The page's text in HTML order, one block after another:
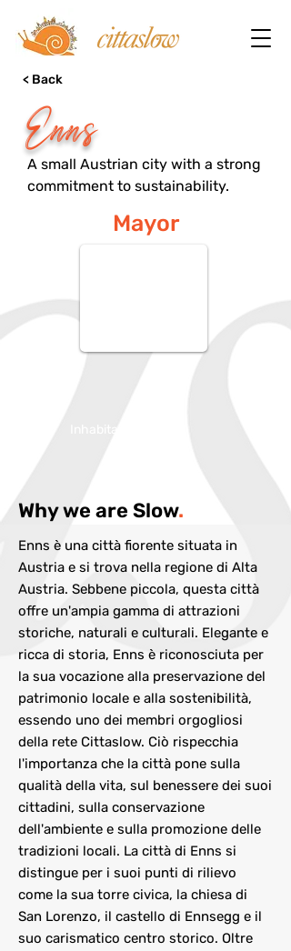
Enns
< Back
A small Austrian city with a strong
commitment to sustainability.
Mayor
Why we are Slow.
Enns è una città fiorente situata in
Austria e si trova nella regione di Alta
Austria. Sebbene piccola, questa città
offre un'ampia gamma di attrazioni
storiche, naturali e culturali. Elegante e
ricca di storia, Enns è riconosciuta per
la sua vocazione alla preservazione del
patrimonio locale e alla sostenibilità,
essendo uno dei membri orgogliosi
della rete Cittaslow. Ciò rispecchia
l'importanza che la città pone sulla
qualità della vita, sul benessere dei suoi
cittadini, sulla conservazione
dell'ambiente e sulla promozione delle
tradizioni locali. La città di Enns si
distingue per i suoi punti di rilievo
come la sua torre civica, la chiesa di
San Lorenzo, il castello di Ennsegg e il
suo carismatico centro storico. Oltre